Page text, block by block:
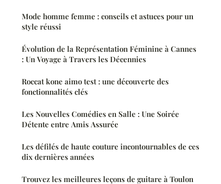
Mode homme femme : conseils et astuces pour un
style réussi
Évolution de la Représentation Féminine à Cannes
: Un Voyage à Travers les Décennies
Roccat kone aimo test : une découverte des
fonctionnalités clés
Les Nouvelles Comédies en Salle : Une Soirée
Détente entre Amis Assurée
Les défilés de haute couture incontournables de ces
dix dernières années
Trouvez les meilleures leçons de guitare à Toulon